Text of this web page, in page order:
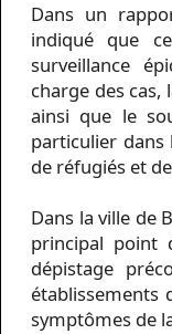
Dans un
indiqué que
surveillance
charge des
ainsi que le
particulier dans
de réfugiés et
Dans la ville de
principal point
dépistage
établissements
symptômes de